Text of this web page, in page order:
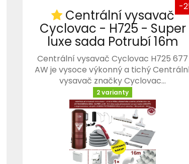
-
Centrální vysavač
Cyclovac - H725 - Super
luxe sada Potrubí 16m
Centrální vysavač Cyclovac H725 677
AW je vysoce výkonný a tichý
vysavač značky Cyclovac…
2 varianty